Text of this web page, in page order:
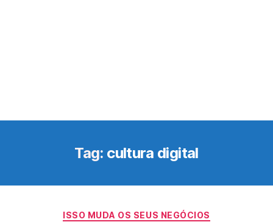
Tag: cultura digital
Categorias
ISSO MUDA OS SEUS NEGÓCIOS